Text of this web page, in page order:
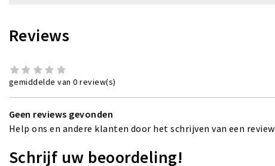
Reviews
gemiddelde van 0 review(s)
Geen reviews gevonden
Help ons en andere klanten door het schrijven van een review
Schrijf uw beoordeling!